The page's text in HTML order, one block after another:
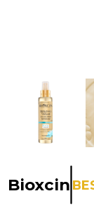
Bioxcin